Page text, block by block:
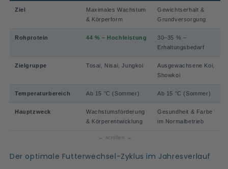
Ziel
Maximales Wachstum
& Körperform
Gewichtserhalt &
Grundversorgung
Rohprotein 44 % – Hochleistung
30–35 % –
Erhaltungsbedarf
Zielgruppe Tosai, Nisai, Jungkoi
Ausgewachsene Koi,
Showkoi
Temperaturbereich Ab 15 °C (Sommer) Ab 15 °C (Sommer)
Hauptzweck
Wachstumsförderung
& Körperentwicklung
Gesundheit & Farbe
im Normalbetrieb
Der optimale Futterwechsel-Zyklus im Jahresverlauf